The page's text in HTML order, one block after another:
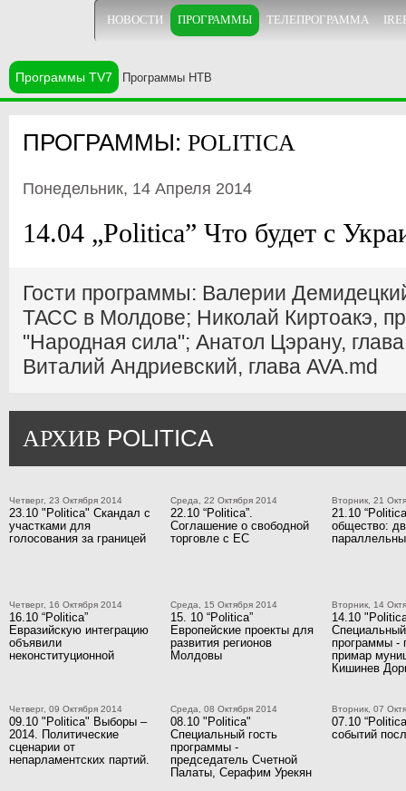
НОВОСТИ ПРОГРАММЫ ТЕЛЕПРОГРАММА
Программы TV7 Программы НТВ
ПРОГРАММЫ: POLITICA
Понедельник, 14 Апреля 2014
14.04 „Politica” Что будет с
Гости программы: Валерии
ТАСС в Молдове; Николай Киртоакэ,
"Народная сила"; Анатол Цэрану,
Виталий Андриевский, глава AVA.md
АРХИВ POLITICA
Четверг, 23 Октября 2014
23.10 "Politica" Скандал с
участками для
голосования за границей
Среда, 22 Октября 2014
22.10 “Politica”.
Соглашение о свободной
торговле с ЕС
Вторник, 21
21.10
общество:
Четверг, 16 Октября 2014
16.10 “Politica”
Евразийскую интеграцию
объявили
неконституционной
Среда, 15 Октября 2014
15. 10 “Politica”
Европейские проекты для
развития регионов
Молдовы
Вторник, 14
14.10
Специальный
программы -
примар
Кишинев
Четверг, 09 Октября 2014
09.10 "Politica" Выборы –
2014. Политические
сценарии от
непарламентских партий.
Среда, 08 Октября 2014
08.10 "Politica"
Специальный гость
программы -
председатель Счетной
Палаты, Серафим Урекян
Вторник, 07
07.10
событий